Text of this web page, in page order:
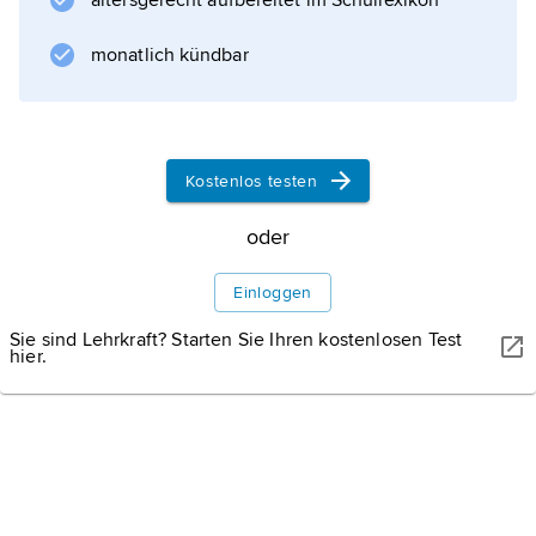
erlassene
BGB
Informationen zum Artikel
monatlich kündbar
Kostenlos testen
oder
Einloggen
Sie sind Lehrkraft? Starten Sie Ihren kostenlosen Test
hier.